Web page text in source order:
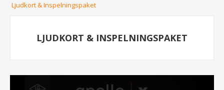
Ljudkort & Inspelningspaket
LJUDKORT & INSPELNINGSPAKET